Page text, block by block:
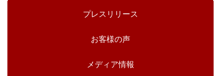
プレスリリース
お客様の声
メディア情報